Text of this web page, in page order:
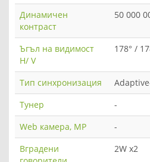
Динамичен
контраст
50 000
Ъгъл на видимост
H/ V
178° /
Тип синхронизация
Тунер
-
Web камера, MP
-
Вградени
2W x2